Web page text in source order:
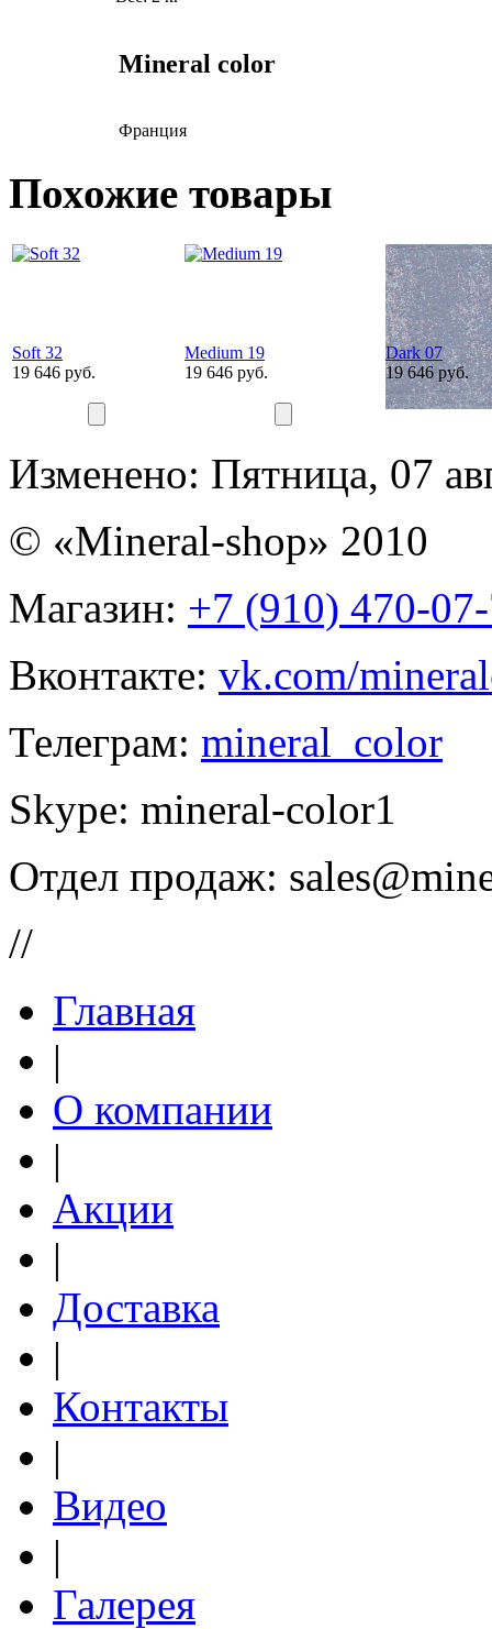
Mineral color
Франция
Похожие товары
Soft 32
19 646 руб.
Medium 19
19 646 руб.
Dark 07
19 646 руб.
Изменено: Пятница, 07
© «Mineral-shop» 2010
Магазин: +7 (910) 470-
Вконтакте: vk.com/
Телеграм: mineral_color
Skype: mineral-color1
Отдел продаж:
//
Главная
|
О компании
|
Акции
|
Доставка
|
Контакты
|
Видео
|
Галерея